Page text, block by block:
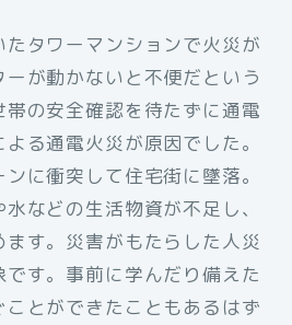
タワーマンションで火災が
が動かないと不便だという
の安全確認を待たずに通電
る通電火災が原因でした。
に衝突して住宅街に墜落。
などの生活物資が不足し、
す。災害がもたらした人災
す。事前に学んだり備えた
ことができたこともあるはず